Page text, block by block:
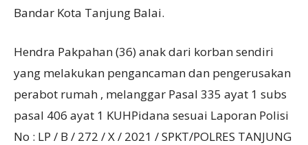
Bandar Kota Tanjung Balai.
Hendra Pakpahan (36) anak dari korban sendiri
yang melakukan pengancaman dan pengerusakan
perabot rumah , melanggar Pasal 335 ayat 1 subs
pasal 406 ayat 1 KUHPidana sesuai Laporan Polisi
No : LP / B / 272 / X / 2021 / SPKT/POLRES TANJUNG